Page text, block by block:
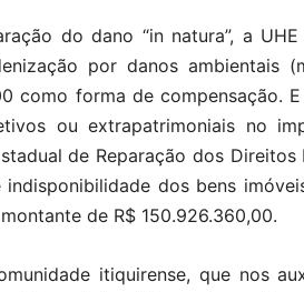
do dano “in natura”, a
por danos ambientais
como forma de compensação.
ou extrapatrimoniais no
de Reparação dos Direitos
dos bens
de R$ 150.926.360,00.
itiquirense, que nos